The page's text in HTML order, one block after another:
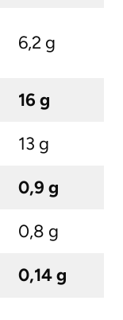
6,2 g
16 g
13 g
0,9 g
0,8 g
0,14 g